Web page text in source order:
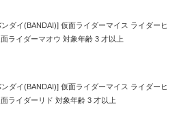
ンダイ(BANDAI)] 仮面ライダーマイス ライダーヒ
ライダーマオウ 対象年齢 3 才以上
ンダイ(BANDAI)] 仮面ライダーマイス ライダーヒ
ライダーリド 対象年齢 3 才以上